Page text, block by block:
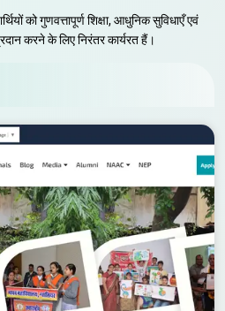
को गुणवत्तापूर्ण शिक्षा, आधुनिक सुविधाएँ एवं
करने के लिए निरंतर कार्यरत हैं।